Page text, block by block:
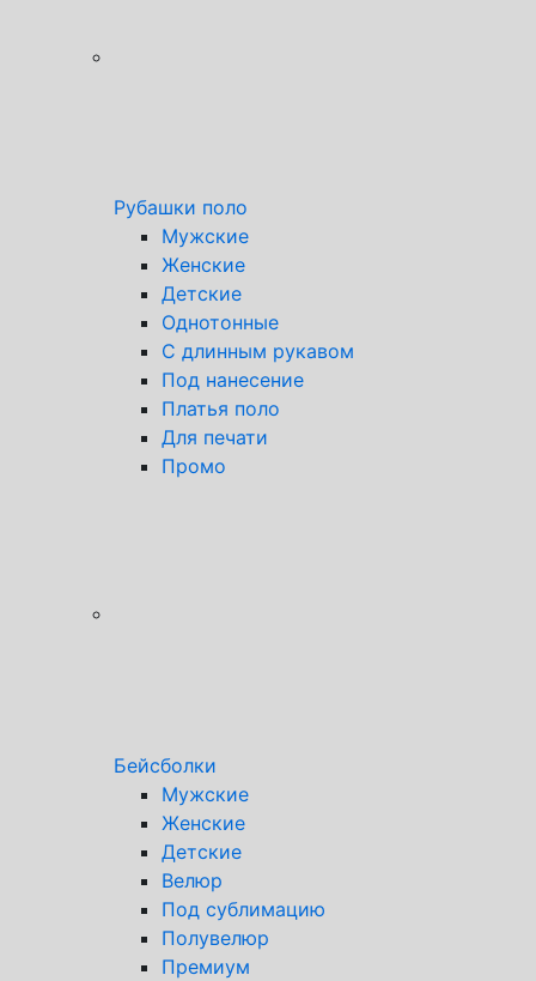
Рубашки поло
Мужские
Женские
Детские
Однотонные
С длинным рукавом
Под нанесение
Платья поло
Для печати
Промо
Бейсболки
Мужские
Женские
Детские
Велюр
Под сублимацию
Полувелюр
Премиум